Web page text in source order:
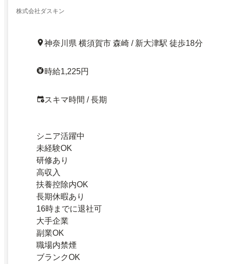
株式会社ダスキン
神奈川県 横須賀市 森崎 / 新大津駅 徒歩18分
時給1,225円
スキマ時間 / 長期
シニア活躍中
未経験OK
研修あり
高収入
扶養控除内OK
長期休暇あり
16時までに退社可
大手企業
副業OK
職場内禁煙
ブランクOK